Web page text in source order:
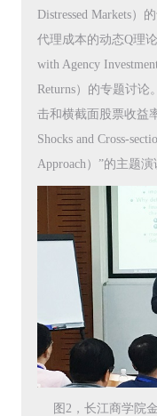
Distressed Markets）
代理成本的动态Q理
with Agency
Returns）的专题讨
击和横截面股票收益
Shocks and Cross-
Approach）”的主题演
图2，长江商学院